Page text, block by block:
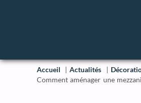
Accueil Actualités
Comment aménager une